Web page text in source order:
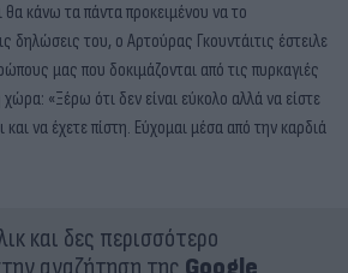
θα κάνω τα πάντα προκειμένου να το
δηλώσεις του, ο Αρτούρας Γκουντάιτις έστειλε
μας που δοκιμάζονται από τις πυρκαγιές
χώρα: «Ξέρω ότι δεν είναι εύκολο αλλά να είστε
και να έχετε πίστη. Εύχομαι μέσα από την καρδιά
και δες περισσότερο